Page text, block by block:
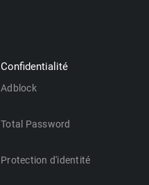
Confidentialité
Adblock
Total Password
Protection d'identité